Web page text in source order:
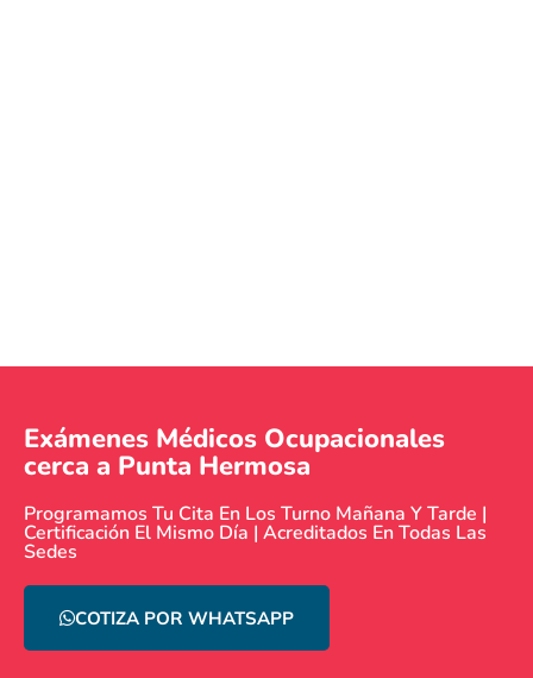
Exámenes Médicos Ocupacionales
cerca a Punta Hermosa
Programamos Tu Cita En Los Turno Mañana Y Tarde |
Certificación El Mismo Día | Acreditados En Todas Las
Sedes
COTIZA POR WHATSAPP